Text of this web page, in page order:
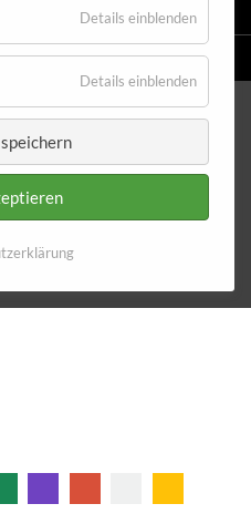
FÜR MOTORRÄDER
NACH MASS
Ø 10,2
Details einblenden
Details einblenden